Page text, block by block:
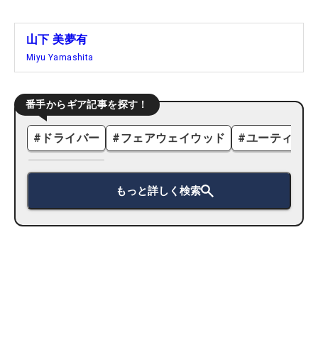
山下 美夢有
Miyu Yamashita
番手からギア記事を探す！
# ドライバー #フェアウェイウッド #ユーティリ
もっと詳しく検索